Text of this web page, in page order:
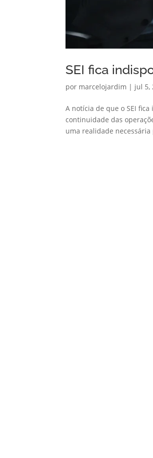
SEI fica
por marcelojardim | jul 5,
A notícia de que o SEI
continuidade das
uma realidade